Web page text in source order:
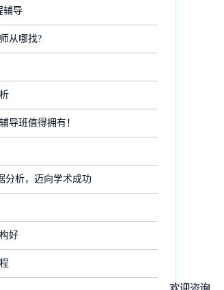
辅导
从哪找?
导班值得拥有！
分析，迈向学术成功
好